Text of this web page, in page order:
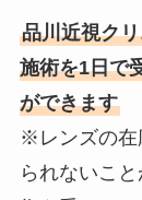
品川近視ク
施術を1日で
ができます
※レンズの在
られないこ